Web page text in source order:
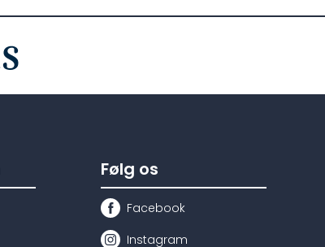
Følg os
Facebook
Instagram